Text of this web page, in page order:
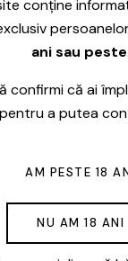
conține
ani sau peste.
confirmi că ai
pentru a putea
AM PESTE 18
NU AM 18 ANI